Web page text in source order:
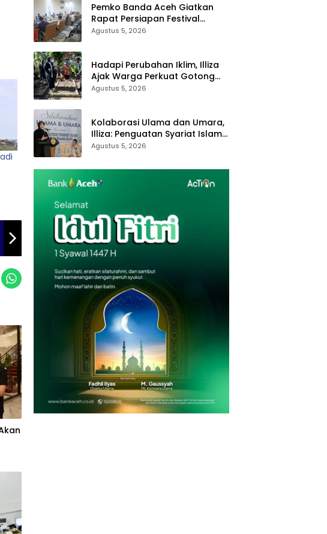
Pemko Banda Aceh Giatkan
Rapat Persiapan Festival
Kemerdekaan di Pasar Atjeh
Agustus 5, 2026
Hadapi Perubahan Iklim, Illiza
Ajak Warga Perkuat Gotong
Royong dan Kampung Proklim
Agustus 5, 2026
Kolaborasi Ulama dan Umara,
Illiza: Penguatan Syariat Islam
Tanggung Jawab Bersama
Agustus 5, 2026